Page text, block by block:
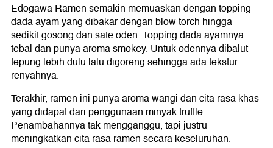
Edogawa Ramen semakin memuaskan dengan topping
dada ayam yang dibakar dengan blow torch hingga
sedikit gosong dan sate oden. Topping dada ayamnya
tebal dan punya aroma smokey. Untuk odennya dibalut
tepung lebih dulu lalu digoreng sehingga ada tekstur
renyahnya.
Terakhir, ramen ini punya aroma wangi dan cita rasa khas
yang didapat dari penggunaan minyak truffle.
Penambahannya tak mengganggu, tapi justru
meningkatkan cita rasa ramen secara keseluruhan.